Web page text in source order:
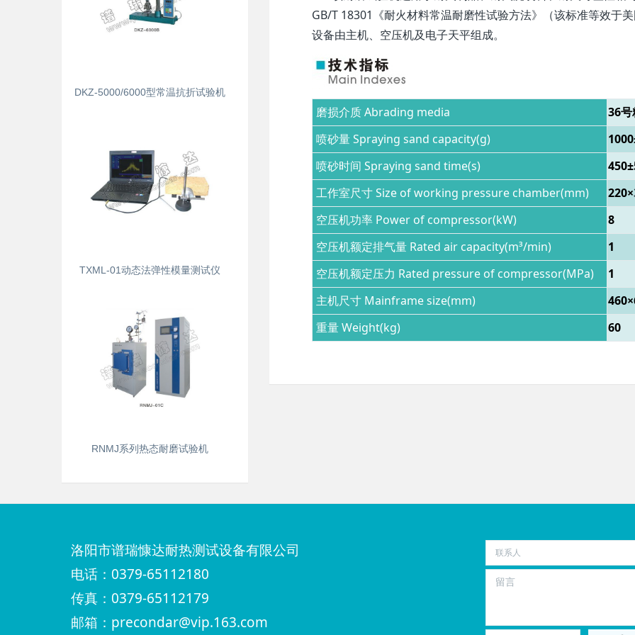
GB/T 18301《耐火材料常温耐磨性试验方法》（该标准等效于
设备由主机、空压机及电子天平组成。
磨损介质 Abrading media
36
喷砂量 Spraying sand capacity(g)
喷砂时间 Spraying sand time(s)
工作室尺寸 Size of working pressure chamber(mm)
220×
空压机功率 Power of compressor(kW)
8
空压机额定排气量 Rated air capacity(m³/min)
1
空压机额定压力 Rated pressure of compressor(MPa)
1
主机尺寸 Mainframe size(mm)
重量 Weight(kg)
60
DKZ-5000/6000型常温抗折试验机
TXML-01动态法弹性模量测试仪
RNMJ系列热态耐磨试验机
洛阳市谱瑞慷达耐热测试设备有限公司
电话：0379-65112180
传真：0379-65112179
邮箱：precondar@vip.163.com